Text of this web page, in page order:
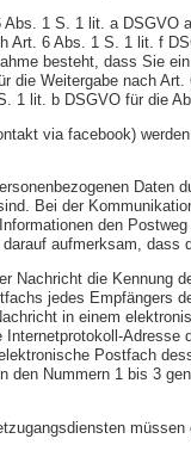
Abs. 1 S. 1 lit. a DSGVO
Art. 6 Abs. 1 S. 1 lit. f
besteht, dass Sie
die Weitergabe nach
1 lit. b DSGVO für die
via facebook)
Daten
Bei der
den Postweg
aufmerksam, dass
Nachricht die Kennung
jedes Empfängers
in einem
Internetprotokoll-Adresse
Postfach
den Nummern 1 bis 3